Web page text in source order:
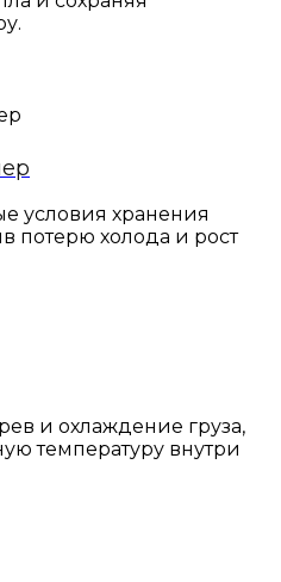
условия хранения
потерю холода и рост
и охлаждение груза,
температуру внутри